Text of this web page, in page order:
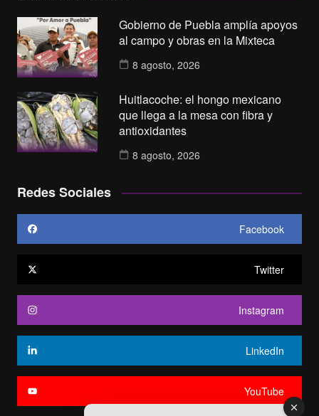
Gobierno de Puebla amplía apoyos
al campo y obras en la Mixteca
8 agosto, 2026
Huitlacoche: el hongo mexicano
que llega a la mesa con fibra y
antioxidantes
8 agosto, 2026
Redes Sociales
Facebook
Twitter
Instagram
LinkedIn
YouTube